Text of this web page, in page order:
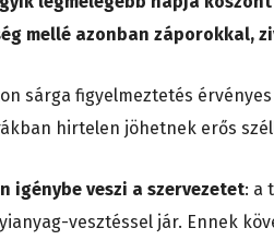
mellé azonban záporokkal,
sárga figyelmeztetés
hirtelen jöhetnek erős
igénybe veszi a szervezetet: a
vesztéssel jár. Ennek